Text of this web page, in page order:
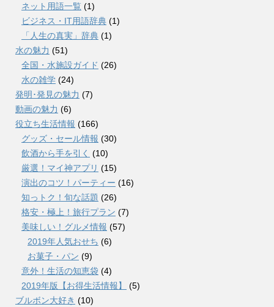
ネット用語一覧 (1)
ビジネス・IT用語辞典 (1)
「人生の真実」辞典 (1)
水の魅力 (51)
全国・水施設ガイド (26)
水の雑学 (24)
発明･発見の魅力 (7)
動画の魅力 (6)
役立ち生活情報 (166)
グッズ・セール情報 (30)
飲酒から手を引く (10)
厳選！マイ神アプリ (15)
演出のコツ！パーティー (16)
知っトク！旬な話題 (26)
格安・極上！旅行プラン (7)
美味しい！グルメ情報 (57)
2019年人気おせち (6)
お菓子・パン (9)
意外！生活の知恵袋 (4)
2019年版【お得生活情報】
(5)
ブルボン大好き (10)